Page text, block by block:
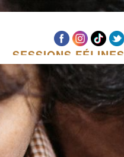
SESSIONS FÉLINES